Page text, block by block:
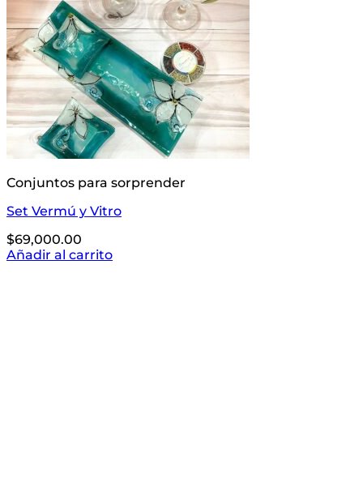
Conjuntos para sorprender
Set Vermú y Vitro
$69,000.00
Añadir al carrito